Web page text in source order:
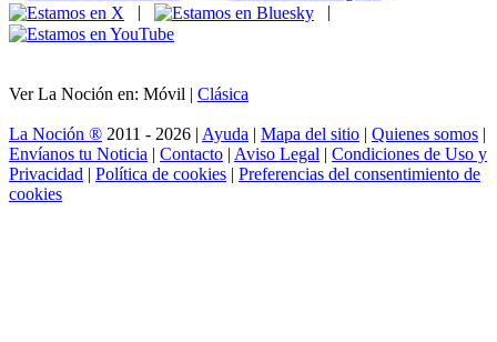
|
|
Ver La Noción en: Móvil | Clásica
La Noción ® 2011 - 2026 | Ayuda | Mapa del sitio | Quienes somos |
Envíanos tu Noticia | Contacto | Aviso Legal | Condiciones de Uso y
Privacidad | Política de cookies | Preferencias del consentimiento de
cookies